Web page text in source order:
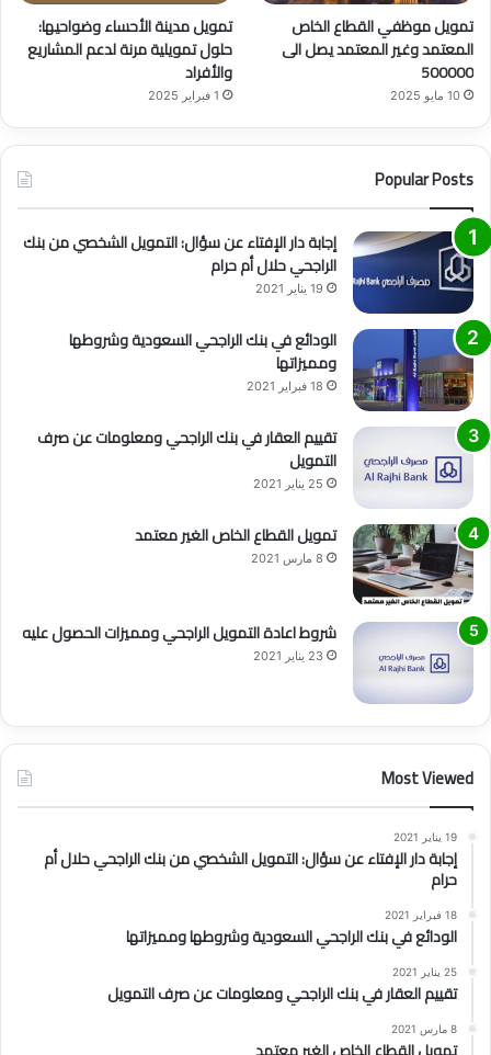
تمويل موظفي القطاع الخاص
المعتمد وغير المعتمد يصل الى
500000
10 مايو 2025
تمويل مدينة الأحساء وضواحيها:
حلول تمويلية مرنة لدعم المشاريع
والأفراد
1 فبراير 2025
Popular Posts
إجابة دار الإفتاء عن سؤال: التمويل الشخصي من بنك
الراجحي حلال أم حرام
19 يناير 2021
الودائع في بنك الراجحي السعودية وشروطها
ومميزاتها
18 فبراير 2021
تقييم العقار في بنك الراجحي ومعلومات عن صرف
التمويل
25 يناير 2021
تمويل القطاع الخاص الغير معتمد
8 مارس 2021
شروط اعادة التمويل الراجحي ومميزات الحصول عليه
23 يناير 2021
Most Viewed
19 يناير 2021
إجابة دار الإفتاء عن سؤال: التمويل الشخصي من بنك الراجحي حلال أم
حرام
18 فبراير 2021
الودائع في بنك الراجحي السعودية وشروطها ومميزاتها
25 يناير 2021
تقييم العقار في بنك الراجحي ومعلومات عن صرف التمويل
8 مارس 2021